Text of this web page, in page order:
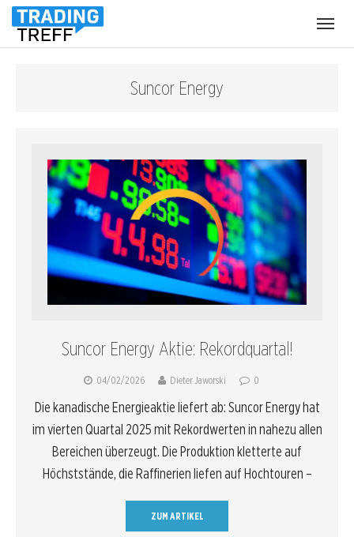
Suncor Energy
Suncor Energy Aktie: Rekordquartal!
04/02/2026 Dieter Jaworski 0
Die kanadische Energieaktie liefert ab: Suncor Energy hat
im vierten Quartal 2025 mit Rekordwerten in nahezu allen
Bereichen überzeugt. Die Produktion kletterte auf
Höchststände, die Raffinerien liefen auf Hochtouren –
ZUM ARTIKEL